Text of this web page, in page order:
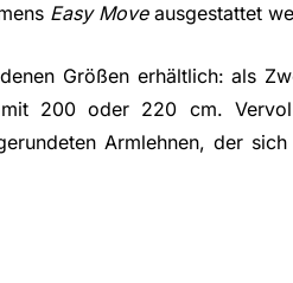
Easy Moveausgestattet
Größen erhältlich: als
200 oder 220 cm.
Armlehnen, der